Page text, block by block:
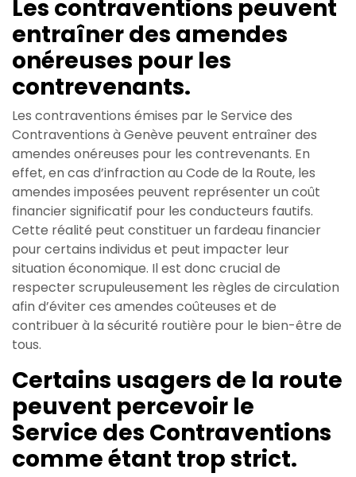
Les contraventions peuvent
entraîner des amendes
onéreuses pour les
contrevenants.
Les contraventions émises par le Service des
Contraventions à Genève peuvent entraîner des
amendes onéreuses pour les contrevenants. En
effet, en cas d’infraction au Code de la Route, les
amendes imposées peuvent représenter un coût
financier significatif pour les conducteurs fautifs.
Cette réalité peut constituer un fardeau financier
pour certains individus et peut impacter leur
situation économique. Il est donc crucial de
respecter scrupuleusement les règles de circulation
afin d’éviter ces amendes coûteuses et de
contribuer à la sécurité routière pour le bien-être de
tous.
Certains usagers de la route
peuvent percevoir le
Service des Contraventions
comme étant trop strict.